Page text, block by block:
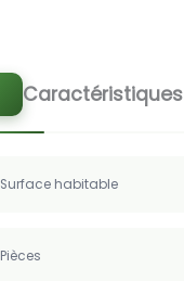
Caractéristiques
Surface habitable
Pièces